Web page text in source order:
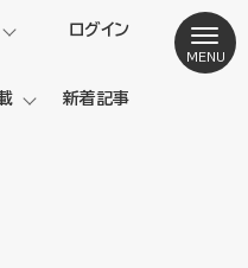
ログイン
新着記事